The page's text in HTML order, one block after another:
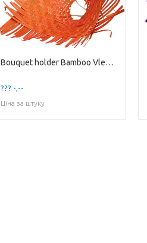
Bouquet holder Bamboo Vlecht D34cm
??? -,--
Ціна за штуку